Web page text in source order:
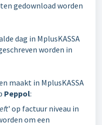
gedownload worden
dag in MplusKASSA
worden in
maakt in MplusKASSA
Peppol:
' op factuur niveau in
om een